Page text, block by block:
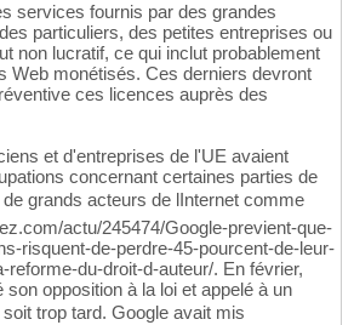
services fournis par des grandes
particuliers, des petites entreprises ou
non lucratif, ce qui inclut probablement
Web monétisés. Ces derniers devront
ces licences auprès des
et d'entreprises de l'UE avaient
concernant certaines parties de
grands acteurs de lInternet comme
actu/245474/Google-previent-que-
risquent-de-perdre-45-pourcent-de-leur-
reforme-du-droit-d-auteur/. En février,
opposition à la loi et appelé à un
soit trop tard. Google avait mis